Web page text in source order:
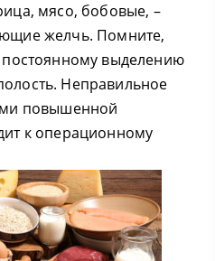
мясо, бобовые, –
желчь. Помните,
выделению
Неправильное
повышенной
к операционному